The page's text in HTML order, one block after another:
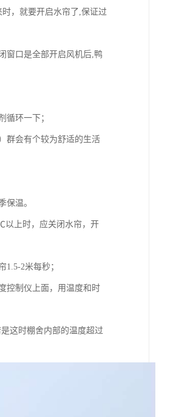
，就要开启水帘了,保证过
窗口是全部开启风机后,鸭
循环一下；
群会有个较为舒适的生活
保温。
以上时，应关闭水帘，开
2米每秒；
控制仪上面，用温度和时
这时棚舍内部的温度超过